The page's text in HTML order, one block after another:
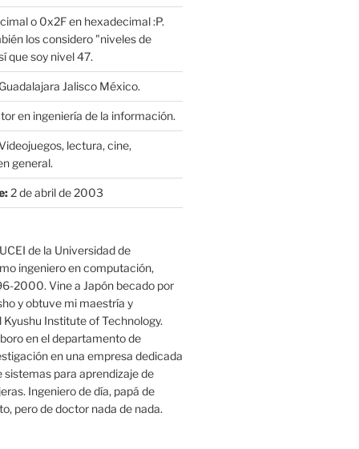
o 0x2F en hexadecimal :P.
los considero "niveles de
que soy nivel 47.
Jalisco México.
en ingeniería de la información.
lectura, cine,
general.
2 de abril de 2003
de la Universidad de
ingeniero en computación,
2000. Vine a Japón becado por
y obtuve mi maestría y
Institute of Technology.
en el departamento de
en una empresa dedicada
sistemas para aprendizaje de
Ingeniero de día, papá de
pero de doctor nada de nada.